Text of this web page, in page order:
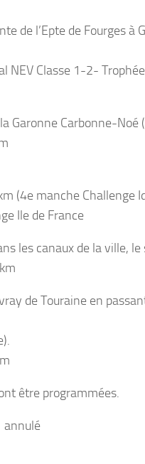
de l’Epte de Fourges à
Classe 1-2-
Garonne Carbonne-Noé
(4e manche Challenge
Ile de France
les canaux de la ville,
de Touraine en
être programmées.
annulé